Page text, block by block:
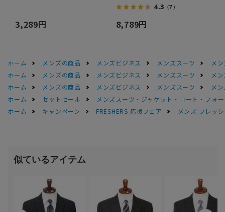
3,289円
4.3 （7）
8,789円
ホーム メンズの商品 メンズビジネス メンズスーツ
メ
ホーム
メンズの商品 メンズビジネス メンズスーツ
メ
ホーム
メンズの商品 メンズビジネス メンズスーツ
メ
ホーム
セットセール
メンズスーツ・ジャケット・コート・フォ
ホーム
キャンペーン FRESHERS 応援フェア メンズ フレッ